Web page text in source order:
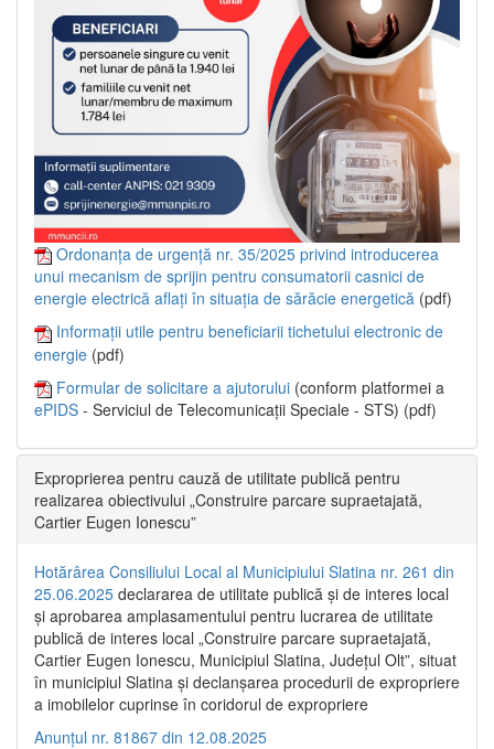
Ordonanța de urgență nr. 35/2025 privind introducerea
unui mecanism de sprijin pentru consumatorii casnici de
energie electrică aflați în situația de sărăcie energetică (pdf)
Informații utile pentru beneficiarii tichetului electronic de
energie (pdf)
Formular de solicitare a ajutorului (conform platformei a
ePIDS - Serviciul de Telecomunicații Speciale - STS) (pdf)
Exproprierea pentru cauză de utilitate publică pentru
realizarea obiectivului „Construire parcare supraetajată,
Cartier Eugen Ionescu”
Hotărârea Consiliului Local al Municipiului Slatina nr. 261 din
25.06.2025 declararea de utilitate publică și de interes local
și aprobarea amplasamentului pentru lucrarea de utilitate
publică de interes local „Construire parcare supraetajată,
Cartier Eugen Ionescu, Municipiul Slatina, Județul Olt”, situat
în municipiul Slatina și declanșarea procedurii de expropriere
a imobilelor cuprinse în coridorul de expropriere
Anunțul nr. 81867 din 12.08.2025